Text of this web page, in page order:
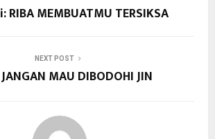
MEMBUATMU TERSIKSA
NEXT POST
MAU DIBODOHI JIN